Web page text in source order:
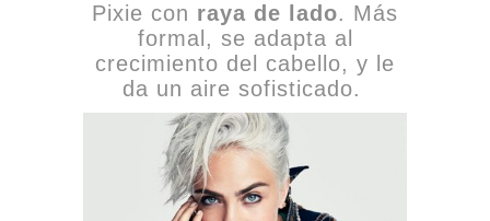
Pixie con raya de lado. Más
formal, se adapta al
crecimiento del cabello, y le
da un aire sofisticado.